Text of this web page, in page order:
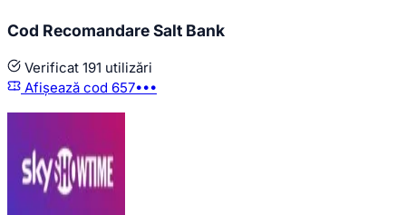
Cod Recomandare Salt Bank
Verificat 191 utilizări
Afișează cod 657•••